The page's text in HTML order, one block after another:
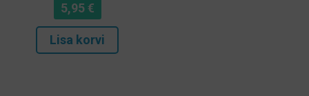
5,95€
Lisa korvi